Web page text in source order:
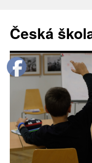
obsahu
webu
Česká